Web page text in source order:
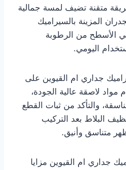
متقنة تضيف لمسة جمالية
المزينة بالسيراميك
الأسطح من الرطوبة
اليومي.
جداري ام القيوين على
مواد لاصقة عالية الجودة،
والتأكد من ثبات القطع
البلاط بعد التركيب
متناسق وأنيق.
جداري ام القيوين مزايا